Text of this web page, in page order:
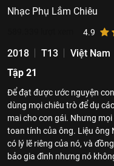
Nhạc Phụ Lắm Chiêu
4.9
2018 T13 Việt Nam
Tập 21
Để đạt được ước nguyện
dùng mọi chiêu trò để dụ
mai cho con gái. Nhưng
toan tính của ông. Liệu ông
có lý lẽ riêng của nó, và
bảo gia đình nhưng nó